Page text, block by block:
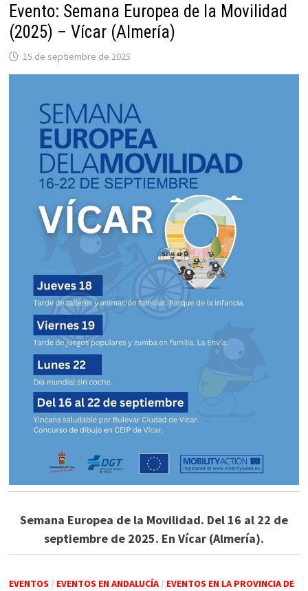
Evento: Semana Europea de la Movilidad
(2025) – Vícar (Almería)
15 de septiembre de 2025
Semana Europea de la Movilidad. Del 16 al 22 de
septiembre de 2025. En Vícar (Almería).
EVENTOS / EVENTOS EN ANDALUCÍA/ EVENTOS EN LA PROVINCIA DE